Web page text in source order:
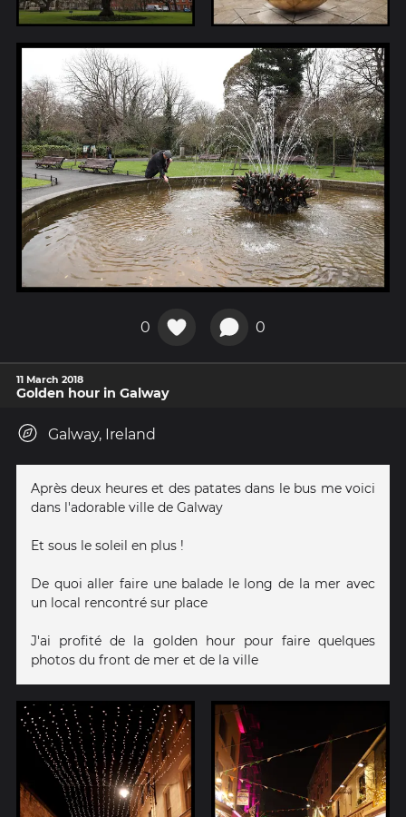
0 0
11 March 2018
Golden hour in Galway
Galway, Ireland
Après deux heures et des patates dans le bus me voici
dans l'adorable ville de Galway
Et sous le soleil en plus !
De quoi aller faire une balade le long de la mer avec
un local rencontré sur place
J'ai profité de la golden hour pour faire quelques
photos du front de mer et de la ville